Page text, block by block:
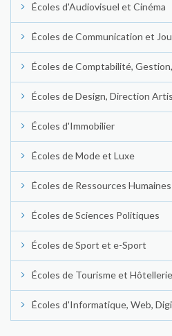
Écoles d'Audiovisuel et Cinéma
Écoles de Communication et
Écoles de Comptabilité,
Écoles de Design, Direction
Écoles d'Immobilier
Écoles de Mode et Luxe
Écoles de Ressources Humaines
Écoles de Sciences Politiques
Écoles de Sport et e-Sport
Écoles de Tourisme et Hôtellerie
Écoles d'Informatique, Web,